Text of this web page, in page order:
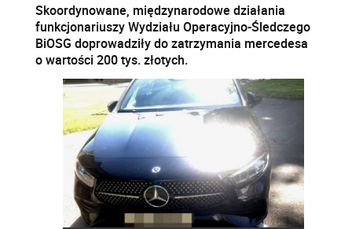
Skoordynowane, międzynarodowe działania
funkcjonariuszy Wydziału Operacyjno-Śledczego
BiOSG doprowadziły do zatrzymania mercedesa
o wartości 200 tys. złotych.